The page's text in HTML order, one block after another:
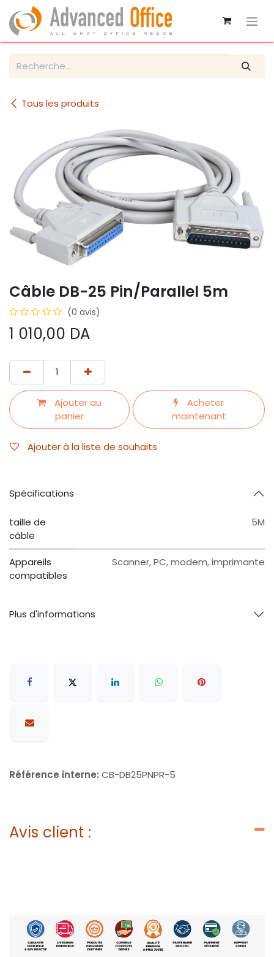
Se rendre au contenu
Tous les produits
Câble DB-25 Pin/Parallel 5m
(0 avis)
1 010,00 DA
Ajouter au
panier
Acheter
maintenant
Ajouter à la liste de souhaits
Spécifications
taille de
câble
5M
Appareils
compatibles
Scanner, PC, modem, imprimante
Plus d'informations
Référence interne: CB-DB25PNPR-5
Avis client :